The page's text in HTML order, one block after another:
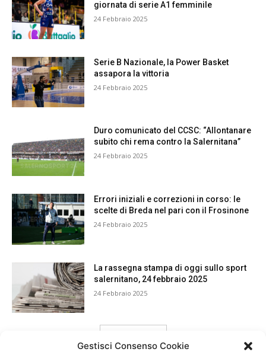
Gestisci Consenso Cookie
giornata di serie A1 femminile
24 Febbraio 2025
Serie B Nazionale, la Power Basket
assapora la vittoria
24 Febbraio 2025
Duro comunicato del CCSC: “Allontanare
subito chi rema contro la Salernitana”
24 Febbraio 2025
Errori iniziali e correzioni in corso: le
scelte di Breda nel pari con il Frosinone
24 Febbraio 2025
La rassegna stampa di oggi sullo sport
salernitano, 24 febbraio 2025
24 Febbraio 2025